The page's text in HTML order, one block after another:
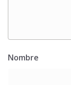
Nombre